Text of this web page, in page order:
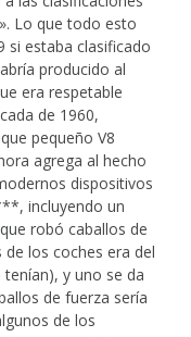
Lo que todo esto
si estaba clasificado
producido al
era respetable
de 1960,
pequeño V8
agrega al hecho
dispositivos
incluyendo un
robó caballos de
los coches era del
y uno se da
de fuerza sería
de los